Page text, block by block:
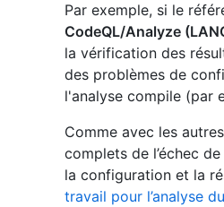
Par exemple, si le
CodeQL/Analyze
la vérification des
des problèmes de
l'analyse compile (par
Comme avec les
complets de l’échec
la configuration et la
travail pour l’analyse